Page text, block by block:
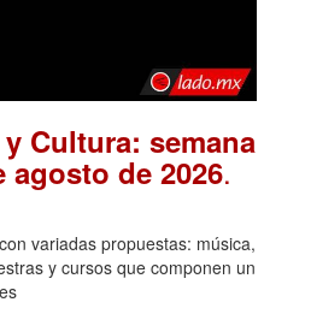
Cultura: semana
agosto de 2026.
variadas propuestas: música,
y cursos que componen un